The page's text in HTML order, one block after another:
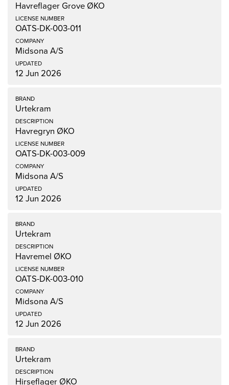
Havreflager Grove ØKO
OATS-DK-003-011
Midsona A/S
12 Jun 2026
Urtekram
Havregryn ØKO
OATS-DK-003-009
Midsona A/S
12 Jun 2026
Urtekram
Havremel ØKO
OATS-DK-003-010
Midsona A/S
12 Jun 2026
Urtekram
Hirseflager ØKO